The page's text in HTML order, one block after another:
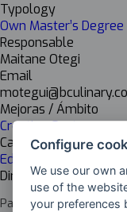
Typology
Own Master’s Degree
Responsable
Maitane Otegi
Email
Mejoras / Ámbito
Creative Gastronomy
Cadena de valor
Educational
Dirección del centro
Paseo Juan Avelino
Configure
We use our own
use of the
your preferences